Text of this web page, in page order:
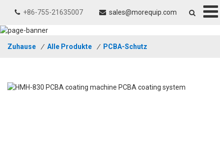
+86-755-21635007 sales@morequip.com
Zuhause / Alle Produkte / PCBA-Schutz